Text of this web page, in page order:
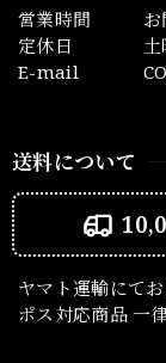
営業時間
定休日
E-mail
送料について
ヤマト運輸にて
ポス対応商品 一